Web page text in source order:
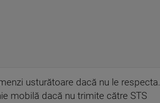
usturătoare dacă nu le respecta.
mobilă dacă nu trimite către STS